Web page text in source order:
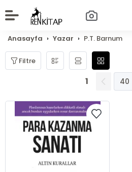
Anasayfa Yazar P.T. Barnum
Filtre
1